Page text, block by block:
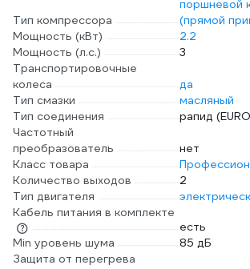
Тип компрессора
поршневой
(прямой
Мощность (кВт)
2.2
Мощность (л.с.)
3
Транспортировочные
колеса
да
Тип смазки
масляный
Тип соединения
рапид
Частотный
преобразователь
нет
Класс товара
Количество выходов
2
Тип двигателя
Кабель питания в комплекте
есть
Min уровень шума
85 дБ
Защита от перегрева